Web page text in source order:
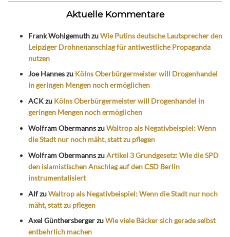
Aktuelle Kommentare
Frank WohlgemuthzuWie Putins deutsche Lautsprecher den
Leipziger Drohnenanschlag für antiwestliche Propaganda
nutzen
Joe Hanneszu Kölns Oberbürgermeister will Drogenhandel
in geringen Mengen noch ermöglichen
ACKzu Kölns Oberbürgermeister will Drogenhandel in
geringen Mengen noch ermöglichen
Wolfram ObermannszuWaltrop als Negativbeispiel: Wenn
die Stadt nur noch mäht, statt zu pflegen
Wolfram ObermannszuArtikel 3 Grundgesetz: Wie die SPD
den islamistischen Anschlag auf den CSD Berlin
instrumentalisiert
AlfzuWaltrop als Negativbeispiel: Wenn die Stadt nur noch
mäht, statt zu pflegen
Axel GünthersbergerzuWie viele Bäcker sich gerade selbst
entbehrlich machen